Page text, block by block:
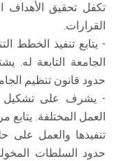
تكفل تحقيق الأهداف
القرارات.
- يتابع تنفيذ الخطط
الجامعة التابعة له.
حدود قانون تنظيم
- يشرف على تشكيل
العمل المختلفة.
تنفيذها والعمل على
حدود السلطات